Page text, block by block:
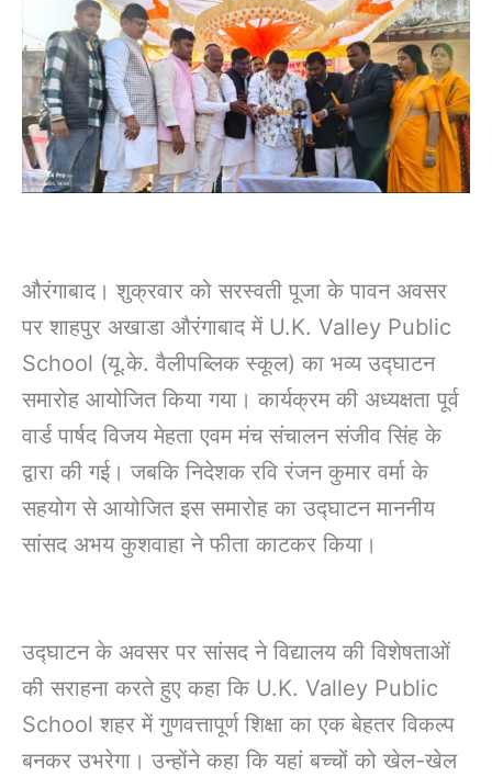
औरंगाबाद। शुक्रवार को सरस्वती पूजा के पावन अवसर
पर शाहपुर अखाडा औरंगाबाद में U.K. Valley Public
School (यू.के. वैलीपब्लिक स्कूल) का भव्य उद्घाटन
समारोह आयोजित किया गया। कार्यक्रम की अध्यक्षता पूर्व
वार्ड पार्षद विजय मेहता एवम मंच संचालन संजीव सिंह के
द्वारा की गई। जबकि निदेशक रवि रंजन कुमार वर्मा के
सहयोग से आयोजित इस समारोह का उद्घाटन माननीय
सांसद अभय कुशवाहा ने फीता काटकर किया।
उद्घाटन के अवसर पर सांसद ने विद्यालय की विशेषताओं
की सराहना करते हुए कहा कि U.K. Valley Public
School शहर में गुणवत्तापूर्ण शिक्षा का एक बेहतर विकल्प
बनकर उभरेगा। उन्होंने कहा कि यहां बच्चों को खेल-खेल